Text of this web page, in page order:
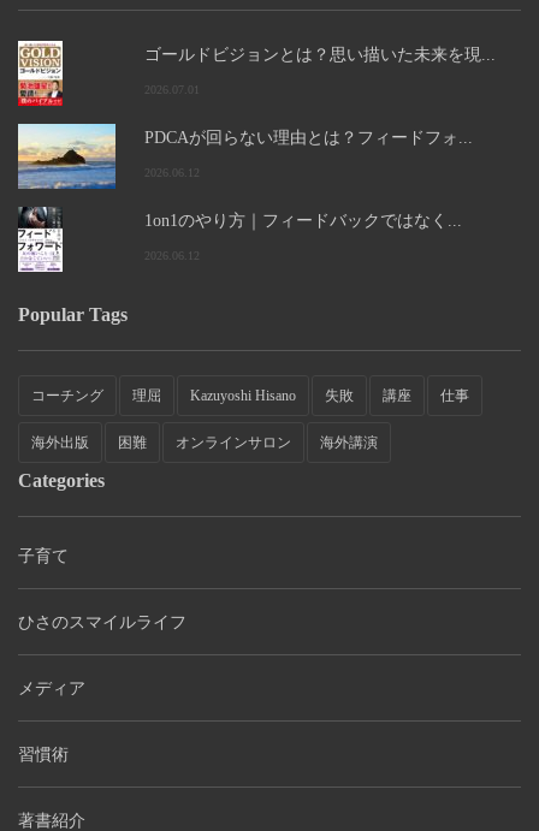
ゴールドビジョンとは？思い描いた未来を現...
2026.07.01
PDCAが回らない理由とは？フィードフォ...
2026.06.12
1on1のやり方｜フィードバックではなく...
2026.06.12
Popular Tags
コーチング 理屈 Kazuyoshi Hisano 失敗 講座 仕事
海外出版 困難 オンラインサロン 海外講演
Categories
子育て
ひさのスマイルライフ
メディア
習慣術
著書紹介